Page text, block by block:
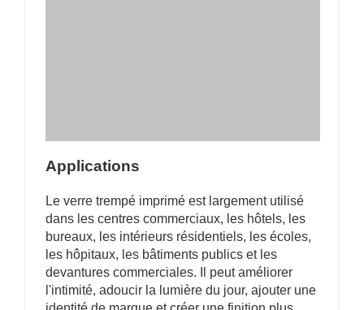
Applications
Le verre trempé imprimé est largement utilisé
dans les centres commerciaux, les hôtels, les
bureaux, les intérieurs résidentiels, les écoles,
les hôpitaux, les bâtiments publics et les
devantures commerciales. Il peut améliorer
l'intimité, adoucir la lumière du jour, ajouter une